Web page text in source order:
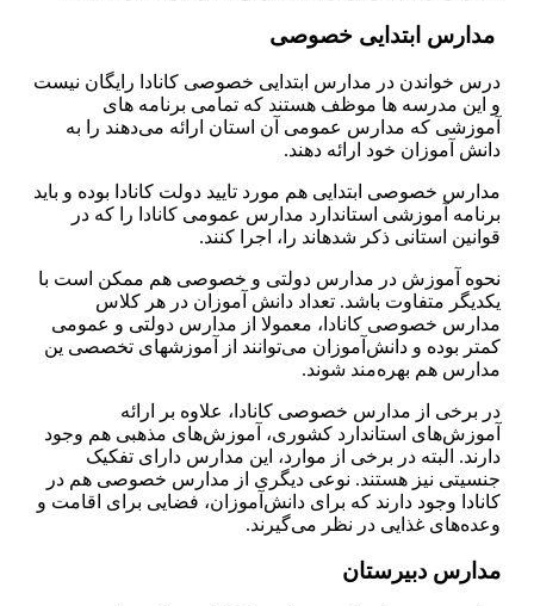
مدارس ابتدایی خصوصی
درس خواندن در مدارس ابتدایی خصوصی کانادا رایگان نیست
و این مدرسه ها موظف هستند که تمامی برنامه های
آموزشی که مدارس عمومی آن استان ارائه می‌دهند را به
دانش آموزان خود ارائه دهند.
مدارس خصوصی ابتدایی هم مورد تایید دولت کانادا بوده و باید
برنامه آموزشی استاندارد مدارس عمومی کانادا را که در
قوانین استانی ذکر شده­اند را، اجرا کنند.
نحوه آموزش در مدارس دولتی و خصوصی هم ممکن است با
یکدیگر متفاوت باشد. تعداد دانش آموزان در هر کلاس
مدارس خصوصی کانادا، معمولا از مدارس دولتی و عمومی
کمتر بوده و دانش‌آموزان می‌توانند از آموزش­های تخصصی ین
مدارس هم بهره‌مند شوند.
در برخی از مدارس خصوصی کانادا، علاوه بر ارائه
آموزش‌های استاندارد کشوری، آموزش‌های مذهبی هم وجود
دارند. البته در برخی از موارد، این مدارس دارای تفکیک
جنسیتی نیز هستند. نوعی دیگری از مدارس خصوصی هم در
کانادا وجود دارند که برای دانش‌آموزان، فضایی برای اقامت و
وعده‌های غذایی در نظر می‌گیرند.
مدارس دبیرستان